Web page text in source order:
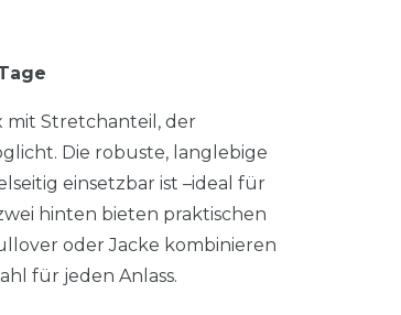
mit Stretchanteil, der
Die robuste, langlebige
einsetzbar ist –ideal für
hinten bieten praktischen
oder Jacke kombinieren
für jeden Anlass.